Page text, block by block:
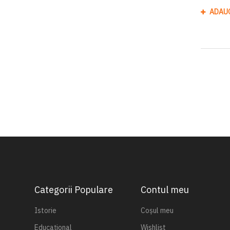
Categorii Populare
Istorie
Educațional
Contul meu
Coșul meu
Wishlist